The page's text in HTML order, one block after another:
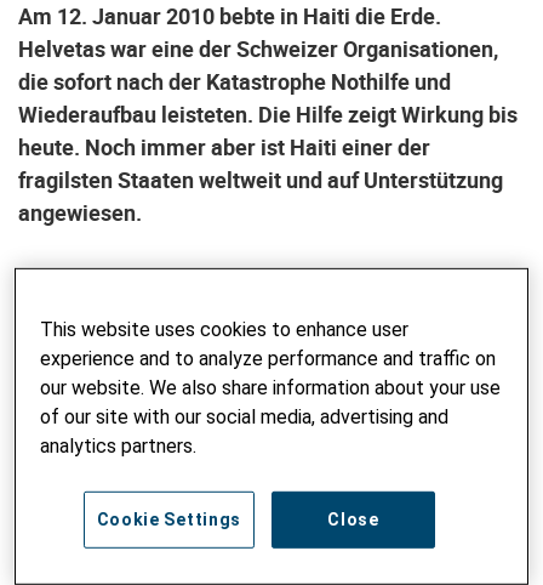
Am 12. Januar 2010 bebte in Haiti die Erde.
Helvetas war eine der Schweizer Organisationen,
die sofort nach der Katastrophe Nothilfe und
Wiederaufbau leisteten. Die Hilfe zeigt Wirkung bis
heute. Noch immer aber ist Haiti einer der
fragilsten Staaten weltweit und auf Unterstützung
angewiesen.
internationale Solidarität war gross. Die Schweizer
Entwicklungsorganisation Helvetas war bereits seit über 20
Jahren vor Ort präsent. Schnell konnte sie – mit
Unterstützung der Glückskette – Nothilfe und bald auch
Wiederaufbauhilfe vor Ort leisten.
Helvetas kannte die Verhältnisse und passte die
humanitären Massnahmen den konkreten Bedürfnissen der
This website uses cookies to enhance user
experience and to analyze performance and traffic on
our website. We also share information about your use
of our site with our social media, advertising and
analytics partners.
Close
Cookie Settings